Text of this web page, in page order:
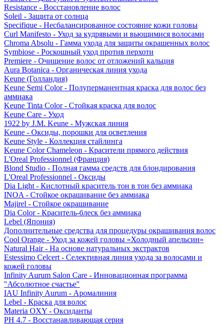
Resistance - Восстановление волос
Soleil - Защита от солнца
Specifique - Несбалансированное состояние кожи головы
Curl Manifesto - Уход за кудрявыми и вьющимися волосами
Chroma Absolu - Гамма ухода для защиты окрашенных волос
Symbiose - Роскошный уход против перхоти
Premiere - Очищение волос от отложений кальция
Aura Botanica - Органическая линия ухода
Keune (Голландия)
Keune Semi Color - Полуперманентная краска для волос без
аммиака
Keune Tinta Color - Стойкая краска для волос
Keune Care - Уход
1922 by J.M. Keune - Мужская линия
Keune - Оксиды, порошки для осветления
Keune Style - Коллекция стайлинга
Keune Color Chameleon - Красители прямого действия
L'Oreal Professionnel (Франция)
Blond Studio - Полная гамма средств для блондирования
L'Oreal Professionnel - Оксиды
Dia Light - Кислотный краситель тон в тон без аммиака
INOA - Стойкое окрашивание без аммиака
Majirel - Стойкое окрашивание
Dia Color - Краситель-блеск без аммиака
Lebel (Япония)
Дополнительные средства для процедуры окрашивания волос
Cool Orange - Уход за кожей головы «Холодный апельсин»
Natural Hair - На основе натуральных экстрактов
Estessimo Celcert - Селективная линия ухода за волосами и
кожей головы
Infinity Aurum Salon Care - Инновационная программа
"Абсолютное счастье"
IAU Infinity Aurum - Аромалиния
Lebel - Краска для волос
Materia OXY - Оксиданты
PH 4.7 - Восстанавливающая серия